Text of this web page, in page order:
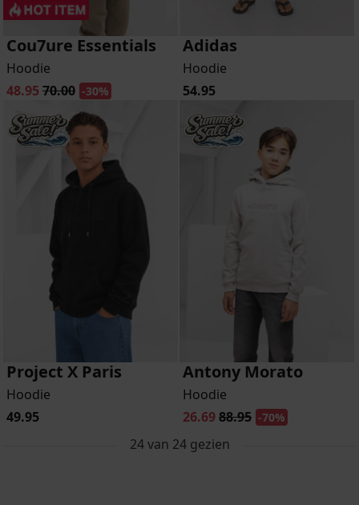
Cou7ure Essentials
Hoodie
48.95 70.00 -30%
Adidas
Hoodie
54.95
Project X Paris
Hoodie
49.95
Antony Morato
Hoodie
26.6988.95 -70%
24van 24gezien